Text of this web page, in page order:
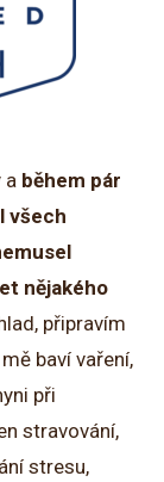
a během pár
všech
nějakého
připravím
baví vaření,
při
stravování,
stresu,